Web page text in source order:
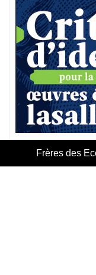
Frères des